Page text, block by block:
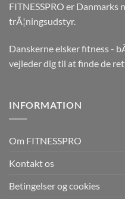
FITNESSPRO er Danmarks
trÃ¦ningsudstyr.
Danskerne elsker fitness -
vejleder dig til at finde de
INFORMATION
Om FITNESSPRO
Kontakt os
Betingelser og cookies